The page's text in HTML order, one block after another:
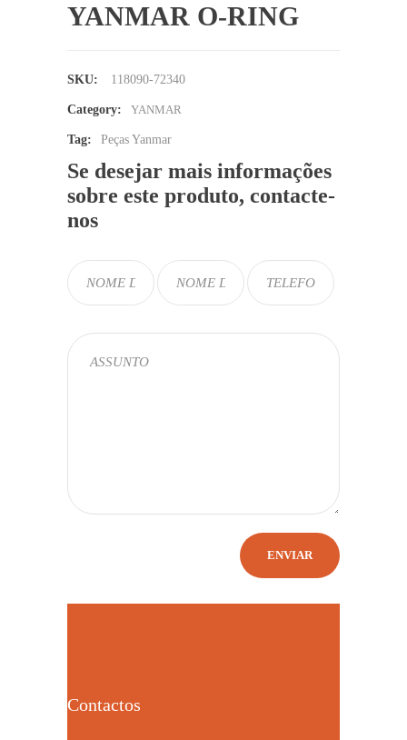
YANMAR O-RING
SKU: 118090-72340
Category: YANMAR
Tag: Peças Yanmar
Se desejar mais informações
sobre este produto, contacte-
nos
Contactos